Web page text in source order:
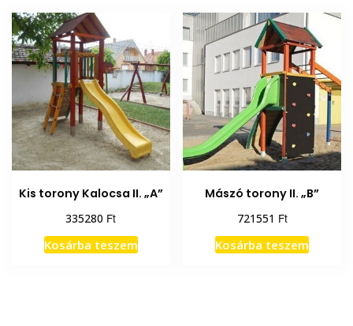
Kis torony Kalocsa II. „A”
335280 Ft
Kosárba teszem
Mászó torony II. „B”
721551 Ft
Kosárba teszem